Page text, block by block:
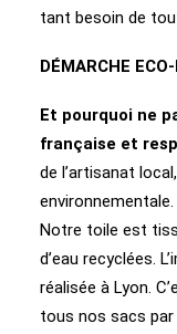
tant besoin de
DÉMARCHE
Et pourquoi ne
française et
de l’artisanat
Notre toile est
d’eau recyclées.
réalisée à Lyon.
tous nos sacs